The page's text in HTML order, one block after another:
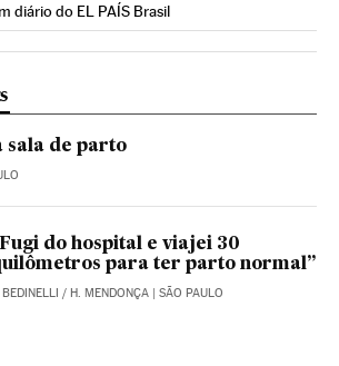
diário do EL PAÍS Brasil
sala de parto
do hospital e viajei 30
para ter parto normal”
BEDINELLI / H. MENDONÇA | SÃO PAULO